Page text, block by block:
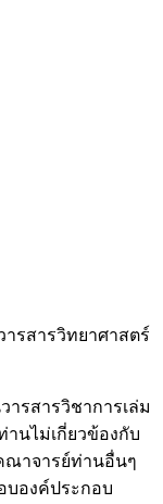
รสารวิทยาศาสตร์
รสารวิชาการเล่ม
นไม่เกี่ยวข้องกับ
ณาจารย์ท่านอื่นๆ
บองค์ประกอบ